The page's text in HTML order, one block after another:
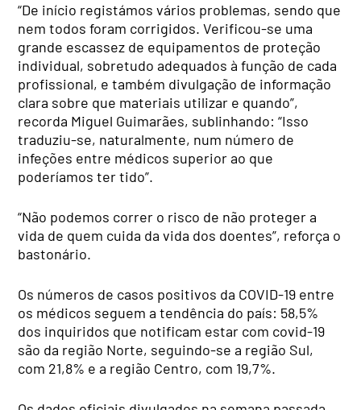
“De início registámos vários problemas, sendo que
nem todos foram corrigidos. Verificou-se uma
grande escassez de equipamentos de proteção
individual, sobretudo adequados à função de cada
profissional, e também divulgação de informação
clara sobre que materiais utilizar e quando”,
recorda Miguel Guimarães, sublinhando: “Isso
traduziu-se, naturalmente, num número de
infeções entre médicos superior ao que
poderíamos ter tido”.
“Não podemos correr o risco de não proteger a
vida de quem cuida da vida dos doentes”, reforça o
bastonário.
Os números de casos positivos da COVID-19 entre
os médicos seguem a tendência do país: 58,5%
dos inquiridos que notificam estar com covid-19
são da região Norte, seguindo-se a região Sul,
com 21,8% e a região Centro, com 19,7%.